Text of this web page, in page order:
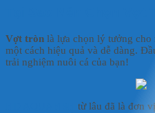
Vợt tròn là lựa chọn lý tưởng cho
một cách hiệu quả và dễ dàng.
trải nghiệm nuôi cá của bạn!
từ lâu đã là đơn